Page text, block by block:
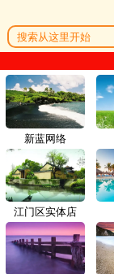
新蓝网络
江门区实体店